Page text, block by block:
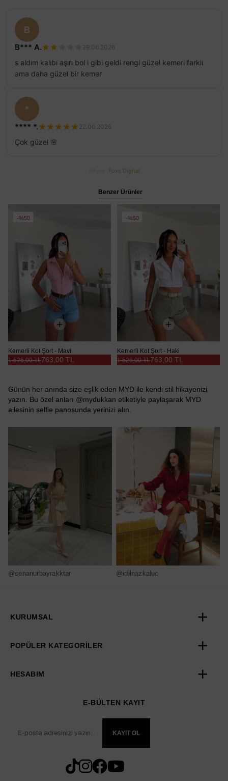
B
B*** A. 29.06.2026
s aldım kalıbı aşırı bol l gibi geldi rengi güzel kemeri farklı
ama daha güzel bir kemer
*
**** *. 22.06.2026
Çok güzel 🌸
Foxs Digital
Benzer Ürünler
%50
Kemerli Kot Şort - Mavi
763,00 TL
1.526,00 TL
%50
Kemerli Kot Şort - Haki
763,00 TL
1.526,00 TL
Günün her anında size eşlik eden MYD ile kendi stil hikayenizi
yazın. Bu özel anları @mydukkan etiketiyle paylaşarak MYD
ailesinin selfie panosunda yerinizi alın.
@senanurbayrakktar @idilnazkaluc
KURUMSAL
POPÜLER KATEGORİLER
HESABIM
E-BÜLTEN KAYIT
KAYIT OL